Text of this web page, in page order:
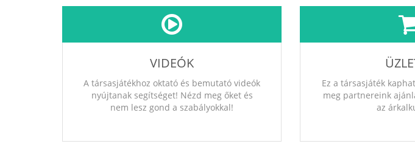
VIDEÓK
A társasjátékhoz oktató és bemutató videók
nyújtanak segítséget! Nézd meg őket és
nem lesz gond a szabályokkal!
Ez a társasjáték
meg partnereink
az